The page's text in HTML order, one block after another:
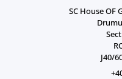
SC House OF
J40/